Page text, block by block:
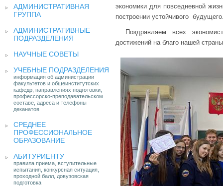
АДМИНИСТРАТИВНАЯ
ГРУППА
АДМИНИСТРАТИВНЫЕ
ПОДРАЗДЕЛЕНИЯ
НАУЧНЫЕ СОВЕТЫ
УЧЕБНЫЕ ПОДРАЗДЕЛЕНИЯ
информация об администрации
факультетов и общеинститутских
кафедр, направлениях подготовки,
профессорско-преподавательском
составе, адреса и телефоны
деканатов
СРЕДНЕЕ
ПРОФЕССИОНАЛЬНОЕ
ОБРАЗОВАНИЕ
АБИТУРИЕНТУ
правила приема, вступительные
испытания, конкурсная ситуация,
проходной балл, довузовская
подготовка
экономики для повседневной
построении устойчивого
Поздравляем всех
достижений на благо нашей